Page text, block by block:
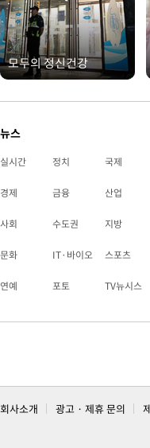
모두의 정신건강
뉴스
실시간 정치 국제
경제 금융 산업
사회 수도권 지방
문화 IT·바이오 스포츠
연예 포토 TV뉴시스
회사소개 광고 · 제휴 문의